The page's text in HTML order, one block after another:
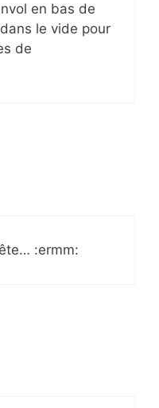
en bas de
le vide pour
de
:ermm: